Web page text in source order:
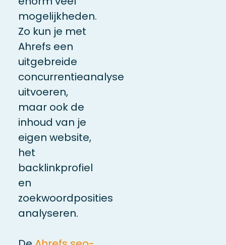
mogelijkheden.
Zo kun je met
Ahrefs een
uitgebreide
concurrentieanalyse
uitvoeren,
maar ook de
inhoud van je
eigen website,
het
backlinkprofiel
en
zoekwoordposities
analyseren.